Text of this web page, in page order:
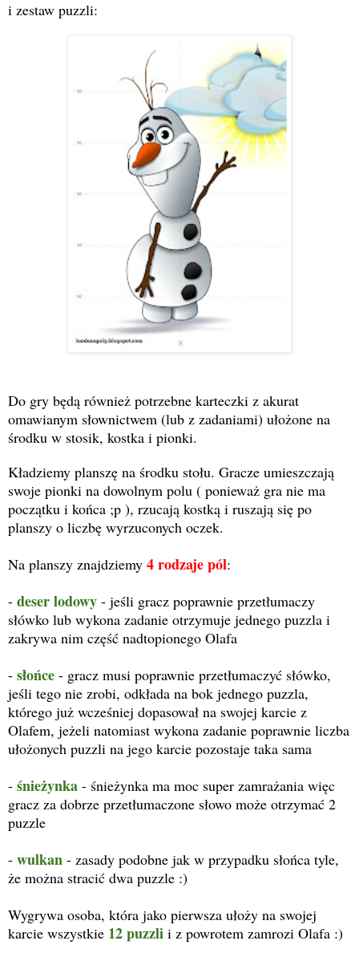
i zestaw puzzli:
Do gry będą również potrzebne karteczki z akurat
omawianym słownictwem (lub z zadaniami) ułożone na
środku w stosik, kostka i pionki.
Kładziemy planszę na środku stołu. Gracze umieszczają
swoje pionki na dowolnym polu ( ponieważ gra nie ma
początku i końca ;p ), rzucają kostką i ruszają się po
planszy o liczbę wyrzuconych oczek.
Na planszy znajdziemy 4 rodzaje pól:
- deser lodowy - jeśli gracz poprawnie przetłumaczy
słówko lub wykona zadanie otrzymuje jednego puzzla i
zakrywa nim część nadtopionego Olafa
- słońce - gracz musi poprawnie przetłumaczyć słówko,
jeśli tego nie zrobi, odkłada na bok jednego puzzla,
którego już wcześniej dopasował na swojej karcie z
Olafem, jeżeli natomiast wykona zadanie poprawnie liczba
ułożonych puzzli na jego karcie pozostaje taka sama
- śnieżynka - śnieżynka ma moc super zamrażania więc
gracz za dobrze przetłumaczone słowo może otrzymać 2
puzzle
- wulkan - zasady podobne jak w przypadku słońca tyle,
że można stracić dwa puzzle :)
Wygrywa osoba, która jako pierwsza ułoży na swojej
karcie wszystkie 12 puzzli i z powrotem zamrozi Olafa :)